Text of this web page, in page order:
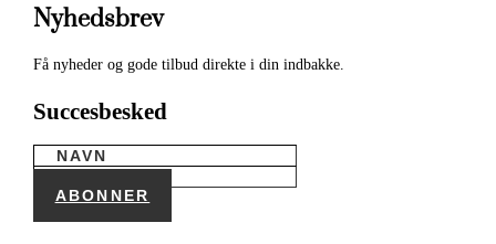
Nyhedsbrev
Få nyheder og gode tilbud direkte i din indbakke.
Succesbesked
ABONNER